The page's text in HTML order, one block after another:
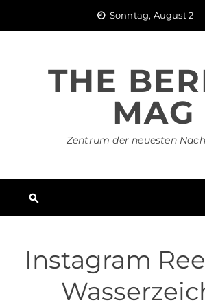
Sonntag, August 2
THE
MAG
Zentrum der neuesten
Instagram